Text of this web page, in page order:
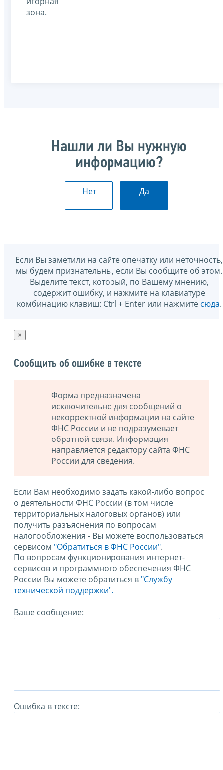
зона.
Нашли ли Вы нужную
информацию?
Нет Да
Если Вы заметили на сайте опечатку или неточность,
мы будем признательны, если Вы сообщите об этом.
Выделите текст, который, по Вашему мнению,
содержит ошибку, и нажмите на клавиатуре
комбинацию клавиш: Ctrl + Enter или нажмите сюда.
×
Сообщить об ошибке в тексте
Форма предназначена
исключительно для сообщений о
некорректной информации на сайте
ФНС России и не подразумевает
обратной связи. Информация
направляется редактору сайта ФНС
России для сведения.
Если Вам необходимо задать какой-либо вопрос
о деятельности ФНС России (в том числе
территориальных налоговых органов) или
получить разъяснения по вопросам
налогообложения - Вы можете воспользоваться
сервисом "Обратиться в ФНС России".
По вопросам функционирования интернет-
сервисов и программного обеспечения ФНС
России Вы можете обратиться в "Службу
технической поддержки".
Ваше сообщение:
Ошибка в тексте: